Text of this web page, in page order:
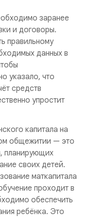
заранее
и договоры.
правильному
данных в
указало, что
средств
упростит
капитала на
общежитии — это
планирующих
своих детей.
маткапитала
проходит в
обеспечить
ребёнка. Это